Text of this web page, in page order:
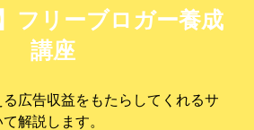
フリーブロガー養成
講座
広告収益をもたらしてくれるサ
解説します。